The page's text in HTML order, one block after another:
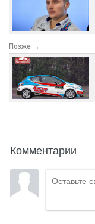
Позже →
Комментарии